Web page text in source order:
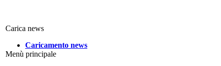
Carica news
Caricamento news
Menù principale